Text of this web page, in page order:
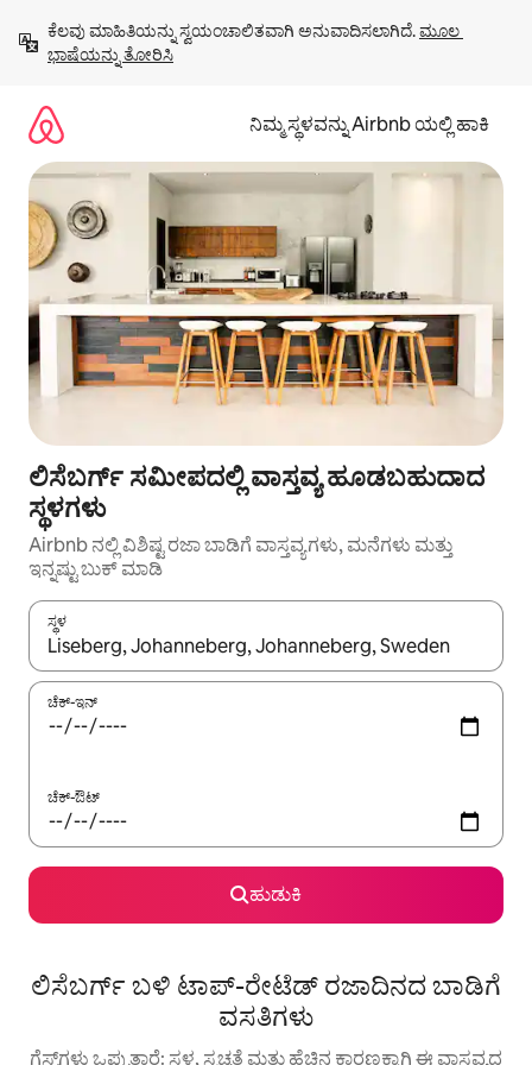
ಹೋಗಿ
ಕೆಲವು ಮಾಹಿತಿಯನ್ನು ಸ್ವಯಂಚಾಲಿತವಾಗಿ ಅನುವಾದಿಸಲಾಗಿದೆ. ಮೂಲ
ಭಾಷೆಯನ್ನು ತೋರಿಸಿ
ನಿಮ್ಮ ಸ್ಥಳವನ್ನು Airbnb ಯಲ್ಲಿ ಹಾಕಿ
ಲಿಸೆಬರ್ಗ್ ಸಮೀಪದಲ್ಲಿ ವಾಸ್ತವ್ಯ ಹೂಡಬಹುದಾದ
ಸ್ಥಳಗಳು
Airbnb ನಲ್ಲಿ ವಿಶಿಷ್ಟ ರಜಾ ಬಾಡಿಗೆ ವಾಸ್ತವ್ಯಗಳು, ಮನೆಗಳು ಮತ್ತು
ಇನ್ನಷ್ಟು ಬುಕ್ ಮಾಡಿ
ಸ್ಥಳ
ಫಲಿತಾಂಶಗಳು ಲಭ್ಯವಿರುವಾಗ, ಅಪ್ ಮತ್ತು ಡೌನ್ ಬಾಣದ ಕೀಲಿಗಳೊಂದಿಗೆ
ಚೆಕ್-ಇನ್
ಚೆಕ್-ಔಟ್
ಹುಡುಕಿ
ಲಿಸೆಬರ್ಗ್ ಬಳಿ ಟಾಪ್-ರೇಟೆಡ್ ರಜಾದಿನದ ಬಾಡಿಗೆ
ವಸತಿಗಳು
ಗೆಸ್ಟ್‌ಗಳು ಒಪ್ಪುತ್ತಾರೆ: ಸ್ಥಳ, ಸ್ವಚ್ಛತೆ ಮತ್ತು ಹೆಚ್ಚಿನ ಕಾರಣಕ್ಕಾಗಿ ಈ ವಾಸ್ತವ್ಯದ